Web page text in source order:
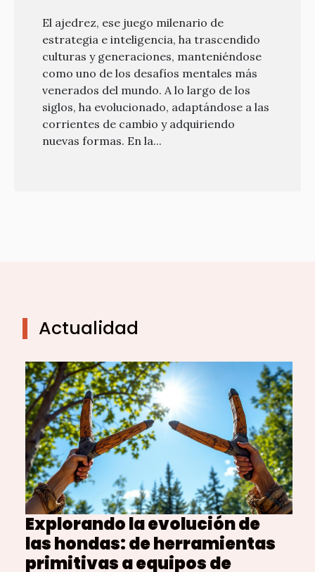
El ajedrez, ese juego milenario de
estrategia e inteligencia, ha trascendido
culturas y generaciones, manteniéndose
como uno de los desafíos mentales más
venerados del mundo. A lo largo de los
siglos, ha evolucionado, adaptándose a las
corrientes de cambio y adquiriendo
nuevas formas. En la...
Actualidad
Explorando la evolución de
las hondas: de herramientas
primitivas a equipos de